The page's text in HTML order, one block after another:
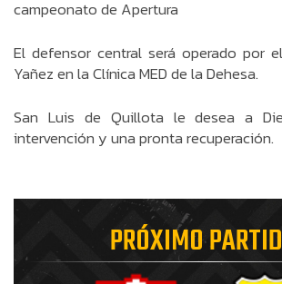
campeonato de Apertura
El defensor central será operado por
Yañez en la Clínica MED de la Dehesa.
San Luis de Quillota le desea a
intervención y una pronta recuperación.
PRÓXIMO